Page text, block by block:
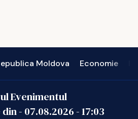
Moldova Economie
Evenimentul
- 07.08.2026-17:03